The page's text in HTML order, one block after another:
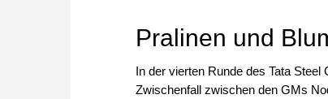
Pralinen und
In der vierten Runde des Tata
Zwischenfall zwischen den GMs